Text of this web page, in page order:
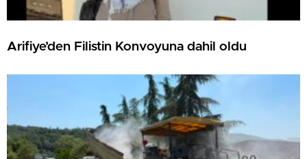
Arifiye’den Filistin Konvoyuna dahil oldu